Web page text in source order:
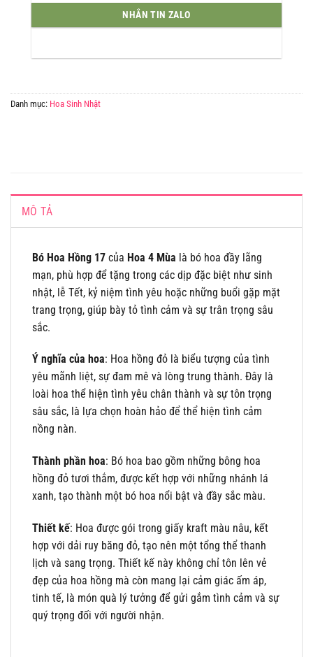
NHẮN TIN ZALO
Danh mục: Hoa Sinh Nhật
MÔ TẢ
Bó Hoa Hồng 17 của Hoa 4 Mùa là bó hoa đầy lãng
mạn, phù hợp để tặng trong các dịp đặc biệt như sinh
nhật, lễ Tết, kỷ niệm tình yêu hoặc những buổi gặp mặt
trang trọng, giúp bày tỏ tình cảm và sự trân trọng sâu
sắc.
Ý nghĩa của hoa: Hoa hồng đỏ là biểu tượng của tình
yêu mãnh liệt, sự đam mê và lòng trung thành. Đây là
loài hoa thể hiện tình yêu chân thành và sự tôn trọng
sâu sắc, là lựa chọn hoàn hảo để thể hiện tình cảm
nồng nàn.
Thành phần hoa: Bó hoa bao gồm những bông hoa
hồng đỏ tươi thắm, được kết hợp với những nhánh lá
xanh, tạo thành một bó hoa nổi bật và đầy sắc màu.
Thiết kế: Hoa được gói trong giấy kraft màu nâu, kết
hợp với dải ruy băng đỏ, tạo nên một tổng thể thanh
lịch và sang trọng. Thiết kế này không chỉ tôn lên vẻ
đẹp của hoa hồng mà còn mang lại cảm giác ấm áp,
tinh tế, là món quà lý tưởng để gửi gắm tình cảm và sự
quý trọng đối với người nhận.